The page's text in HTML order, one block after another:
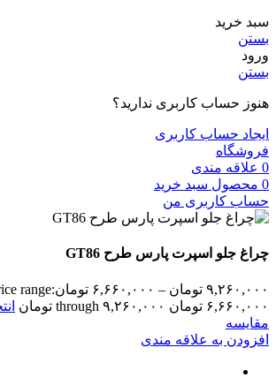
سبد خرید
بستن
ورود
بستن
هنوز حساب کاربری ندارید؟
ایجاد حساب کاربری
فروشگاه
0 علاقه مندی
0 محصول سبد خرید
حساب کاربری من
چراغ جلو اسپرت پارس طرح GT86
۹,۲۶۰,۰۰۰ تومان – ۶,۶۶۰,۰۰۰ تومانrange:
۶,۶۶۰,۰۰۰ تومان through ۹,۲۶۰,۰۰۰ تومان
مقایسه
افزودن به علاقه مندی